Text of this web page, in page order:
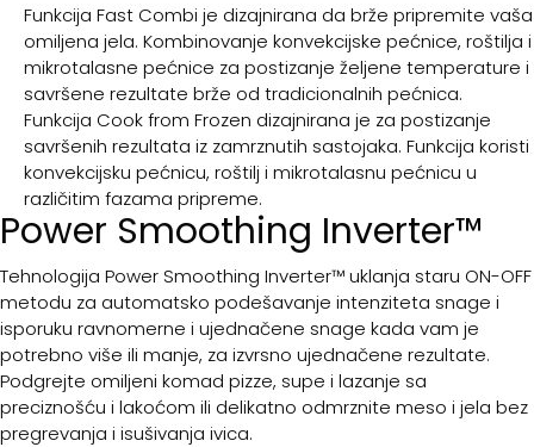
Funkcija Fast Combi je dizajnirana da brže pripremite vaša
omiljena jela. Kombinovanje konvekcijske pećnice, roštilja i
mikrotalasne pećnice za postizanje željene temperature i
savršene rezultate brže od tradicionalnih pećnica.
Funkcija Cook from Frozen dizajnirana je za postizanje
savršenih rezultata iz zamrznutih sastojaka. Funkcija koristi
konvekcijsku pećnicu, roštilj i mikrotalasnu pećnicu u
različitim fazama pripreme.
Power Smoothing Inverter™
Tehnologija Power Smoothing Inverter™ uklanja staru ON-OFF
metodu za automatsko podešavanje intenziteta snage i
isporuku ravnomerne i ujednačene snage kada vam je
potrebno više ili manje, za izvrsno ujednačene rezultate.
Podgrejte omiljeni komad pizze, supe i lazanje sa
preciznošću i lakoćom ili delikatno odmrznite meso i jela bez
pregrevanja i isušivanja ivica.